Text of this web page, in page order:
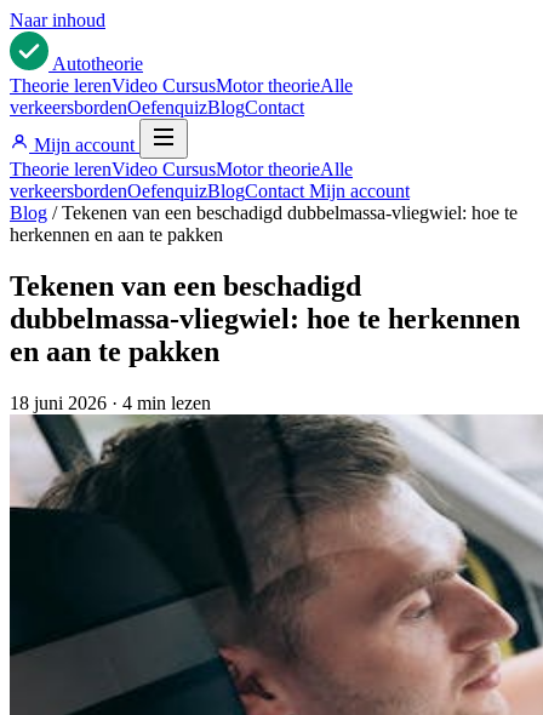
Naar inhoud
Autotheorie
Theorie lerenVideo CursusMotor theorieAlle
verkeersbordenOefenquizBlogContact
Mijn account
Theorie lerenVideo CursusMotor theorieAlle
verkeersbordenOefenquizBlogContact Mijn account
Blog / Tekenen van een beschadigd dubbelmassa-vliegwiel: hoe te
herkennen en aan te pakken
Tekenen van een beschadigd
dubbelmassa-vliegwiel: hoe te herkennen
en aan te pakken
18 juni 2026 · 4 min lezen